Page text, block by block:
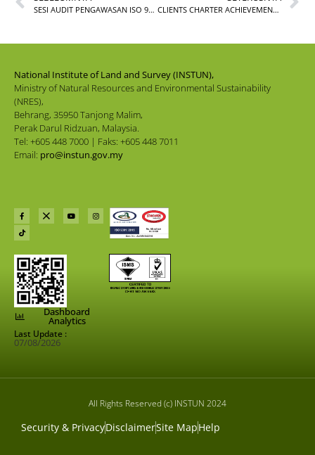
SESI AUDIT PENGAWASAN ISO 9001:2015 TAHUN 2026 PERINGKAT INSTUN CLIENTS CHARTER ACHIEVEMENT FOR MAY 2026
National Institute of Land and Survey (INSTUN),
Ministry of Natural Resources and Environmental Sustainability
(NRES),
Behrang, 35950 Tanjong Malim,
Perak Darul Ridzuan, Malaysia.
Tel: +605 448 7000 | Faks: +605 448 7011
Email: pro@instun.gov.my
Dashboard
Analytics
Last Update :
07/08/2026
All Rights Reserved (c) INSTUN 2024
Security & PrivacyDisclaimerSite MapHelp